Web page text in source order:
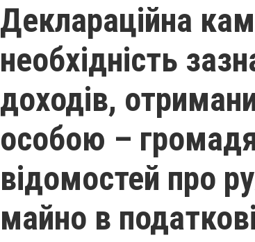
Деклараційна
необхідність
доходів,
особою –
відомостей про
майно в